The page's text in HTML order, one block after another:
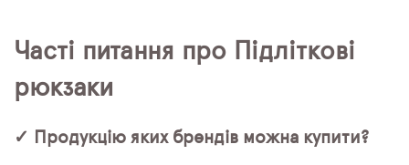
Часті питання про Підліткові
рюкзаки
✓ Продукцію яких брендів можна купити?